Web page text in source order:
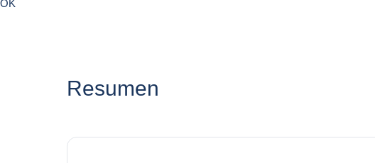
0suggestions
Busca por país
OK
Resumen